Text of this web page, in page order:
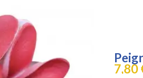
7,80